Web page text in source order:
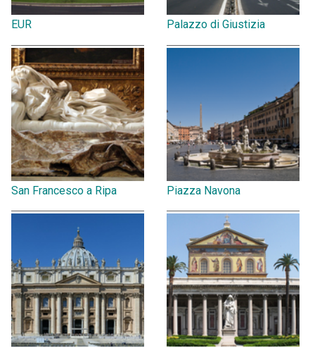
EUR Palazzo di Giustizia
San Francesco a Ripa Piazza Navona